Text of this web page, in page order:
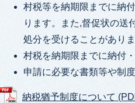
村税等を納期限までに納
ります。また,督促状の送
処分を受けることがありま
村税を納期限までに納付
申請に必要な書類等や制
納税猶予制度について